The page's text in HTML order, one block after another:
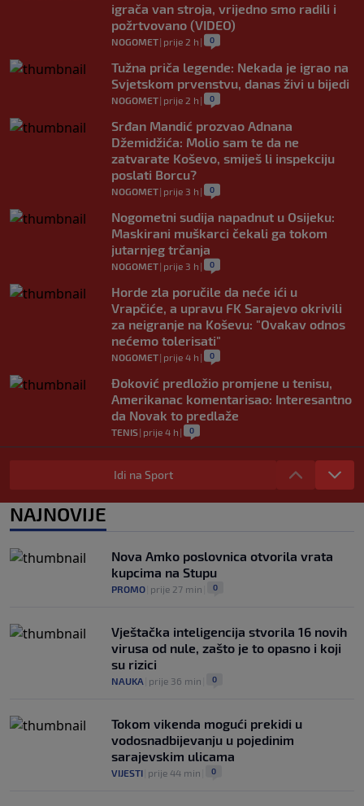
igrača van stroja, vrijedno smo radili i
požrtvovano (VIDEO)
NOGOMET| prije 2 h | 0
Tužna priča legende: Nekada je igrao na
Svjetskom prvenstvu, danas živi u bijedi
NOGOMET| prije 2 h | 0
Srđan Mandić prozvao Adnana
Džemidžića: Molio sam te da ne
zatvarate Koševo, smiješ li inspekciju
poslati Borcu?
NOGOMET| prije 3 h | 0
Nogometni sudija napadnut u Osijeku:
Maskirani muškarci čekali ga tokom
jutarnjeg trčanja
NOGOMET| prije 3 h | 0
Horde zla poručile da neće ići u
Vrapčiće, a upravu FK Sarajevo okrivili
za neigranje na Koševu: "Ovakav odnos
nećemo tolerisati"
NOGOMET| prije 4 h | 0
Đoković predložio promjene u tenisu,
Amerikanac komentarisao: Interesantno
da Novak to predlaže
TENIS| prije 4 h | 0
Nakon Argentine, Infantino dobio
podršku i konfederacije: Jednoglasno
ponavljamo podršku predsjedniku
NOGOMET|prije 5 h| 0
OSTALI SPORTOVI |prije 6 h| 0
Idi na Sport
NAJNOVIJE
Nova Amko poslovnica otvorila vrata
kupcima na Stupu
PROMO prije 27 min 0
Vještačka inteligencija stvorila 16 novih
virusa od nule, zašto je to opasno i koji
su rizici
NAUKA prije 36 min 0
Tokom vikenda mogući prekidi u
vodosnadbijevanju u pojedinim
sarajevskim ulicama
VIJESTI prije 44 min 0